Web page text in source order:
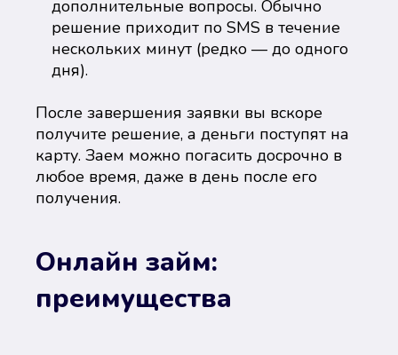
дополнительные вопросы. Обычно
решение приходит по SMS в течение
нескольких минут (редко — до одного
дня).
После завершения заявки вы вскоре
получите решение, а деньги поступят на
карту. Заем можно погасить досрочно в
любое время, даже в день после его
получения.
Онлайн займ:
преимущества